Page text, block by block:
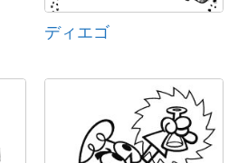
ディエゴ